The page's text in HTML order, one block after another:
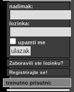
nadimak:
lozinka:
upamti me
Zaboravili ste lozinku?
Registrirajte se!
trenutno prisutni: